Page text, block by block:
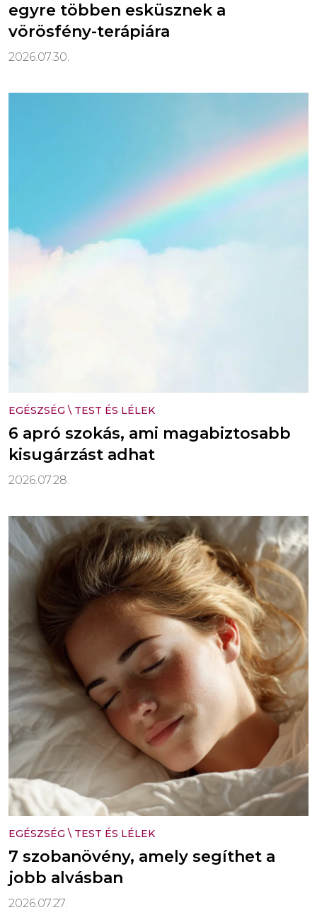
egyre többen esküsznek a
vörösfény-terápiára
2026.07.30.
EGÉSZSÉG \ TEST ÉS LÉLEK
6 apró szokás, ami magabiztosabb
kisugárzást adhat
2026.07.28.
EGÉSZSÉG \ TEST ÉS LÉLEK
7 szobanövény, amely segíthet a
jobb alvásban
2026.07.27.